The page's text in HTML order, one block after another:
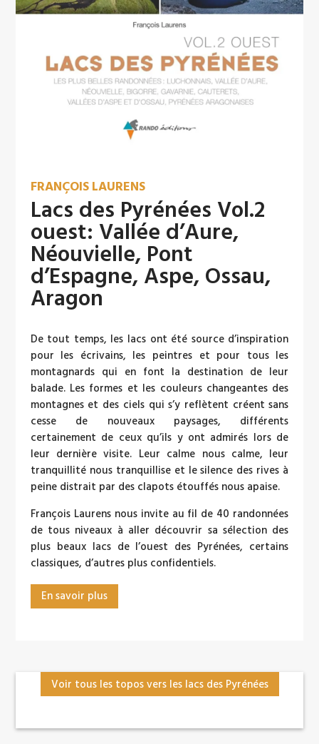
FRANÇOIS LAURENS
Lacs des Pyrénées Vol.2
ouest: Vallée d’Aure,
Néouvielle, Pont
d’Espagne, Aspe, Ossau,
Aragon
De tout temps, les lacs ont été source d’inspiration
pour les écrivains, les peintres et pour tous les
montagnards qui en font la destination de leur
balade. Les formes et les couleurs changeantes des
montagnes et des ciels qui s’y reflètent créent sans
cesse de nouveaux paysages, différents
certainement de ceux qu’ils y ont admirés lors de
leur dernière visite. Leur calme nous calme, leur
tranquillité nous tranquillise et le silence des rives à
peine distrait par des clapots étouffés nous apaise.
François Laurens nous invite au fil de 40 randonnées
de tous niveaux à aller découvrir sa sélection des
plus beaux lacs de l’ouest des Pyrénées, certains
classiques, d’autres plus confidentiels.
En savoir plus
Voir tous les topos vers les lacs des Pyrénées